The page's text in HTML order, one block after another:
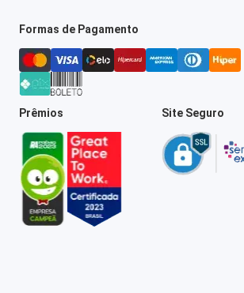
Formas de Pagamento
Prêmios Site Seguro